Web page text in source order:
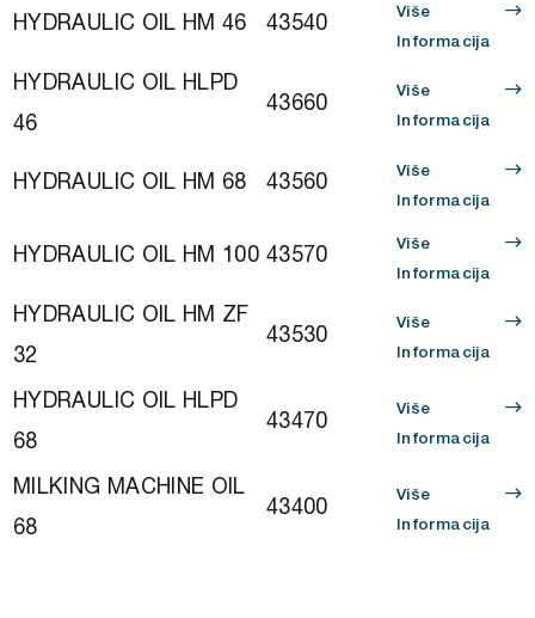
HYDRAULIC OIL HM 46 43540
Više
Informacija
HYDRAULIC OIL HLPD
46
43660
Više
Informacija
HYDRAULIC OIL HM 68 43560
Više
Informacija
HYDRAULIC OIL HM 100 43570
Više
Informacija
HYDRAULIC OIL HM ZF
32
43530
Više
Informacija
HYDRAULIC OIL HLPD
68
43470
Više
Informacija
MILKING MACHINE OIL
68
43400
Više
Informacija